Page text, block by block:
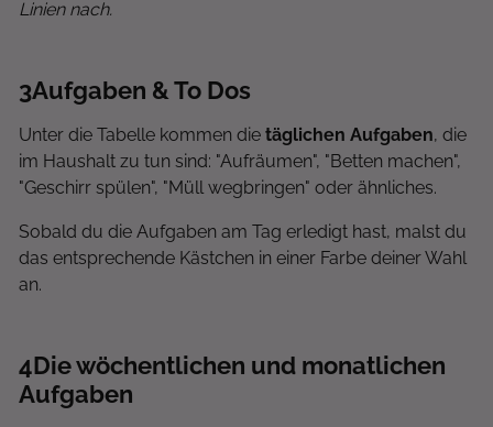
Linien nach.
3Aufgaben & To Dos
Unter die Tabelle kommen die täglichen Aufgaben, die
im Haushalt zu tun sind: "Aufräumen", "Betten machen",
"Geschirr spülen", "Müll wegbringen" oder ähnliches.
Sobald du die Aufgaben am Tag erledigt hast, malst du
das entsprechende Kästchen in einer Farbe deiner Wahl
an.
4Die wöchentlichen und monatlichen
Aufgaben